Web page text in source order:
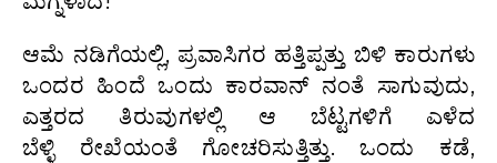
ಆಮೆ ನಡಿಗೆಯಲ್ಲಿ, ಪ್ರವಾಸಿಗರ ಹತ್ತಿಪ್ಪತ್ತು ಬಿಳಿ ಕಾರುಗಳು
ಒಂದರ ಹಿಂದೆ ಒಂದು ಕಾರವಾನ್ ನಂತೆ ಸಾಗುವುದು,
ಎತ್ತರದ ತಿರುವುಗಳಲ್ಲಿ ಆ ಬೆಟ್ಟಗಳಿಗೆ ಎಳೆದ
ಬೆಳ್ಳಿ ರೇಖೆಯಂತೆ ಗೋಚರಿಸುತ್ತಿತ್ತು. ಒಂದು ಕಡೆ,